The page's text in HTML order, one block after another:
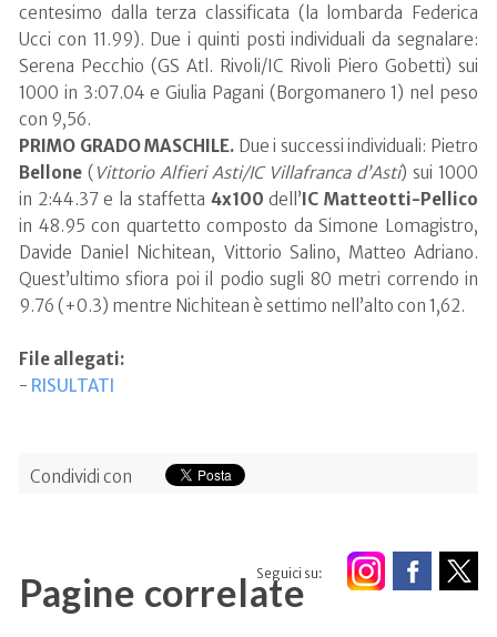
centesimo dalla terza classificata (la lombarda Federica
Ucci con 11.99). Due i quinti posti individuali da segnalare:
Serena Pecchio (GS Atl. Rivoli/IC Rivoli Piero Gobetti) sui
1000 in 3:07.04 e Giulia Pagani (Borgomanero 1) nel peso
con 9,56.
PRIMO GRADO MASCHILE. Due i successi individuali: Pietro
Bellone ( Vittorio Alfieri Asti/IC Villafranca d’Asti) sui 1000
in 2:44.37 e la staffetta 4x100 dell’IC Matteotti-Pellico
in 48.95 con quartetto composto da Simone Lomagistro,
Davide Daniel Nichitean, Vittorio Salino, Matteo Adriano.
Quest’ultimo sfiora poi il podio sugli 80 metri correndo in
9.76 (+0.3) mentre Nichitean è settimo nell’alto con 1,62.
File allegati:
- RISULTATI
Condividi con
Seguici su:
Pagine correlate